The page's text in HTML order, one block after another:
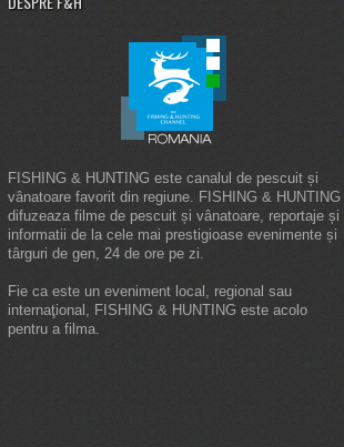
FISHING & HUNTING este canalul de pescuit și
vânatoare favorit din regiune. FISHING & HUNTING
difuzeaza filme de pescuit și vânatoare, reportaje și
informatii de la cele mai prestigioase evenimente și
târguri de gen, 24 de ore pe zi.
Fie ca este un eveniment local, regional sau
internaţional, FISHING & HUNTING este acolo
pentru a filma.